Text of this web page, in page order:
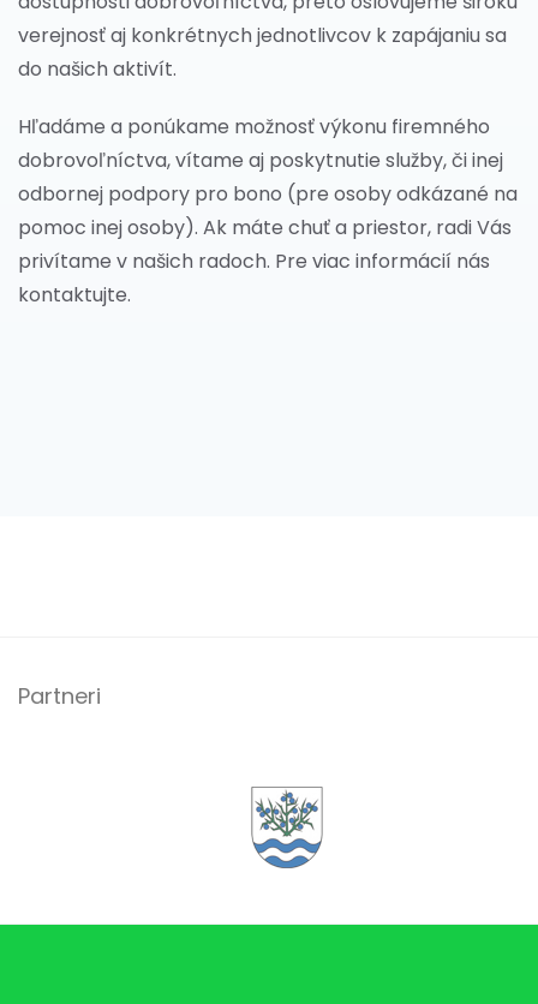
verejnosť aj konkrétnych jednotlivcov k zapájaniu sa
do našich aktivít.
Hľadáme a ponúkame možnosť výkonu firemného
dobrovoľníctva, vítame aj poskytnutie služby, či inej
odbornej podpory pro bono (pre osoby odkázané na
pomoc inej osoby). Ak máte chuť a priestor, radi Vás
privítame v našich radoch. Pre viac informácií nás
kontaktujte.
Partneri